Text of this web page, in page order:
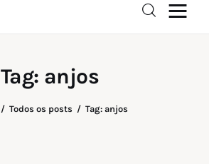
Tag: anjos
Todos os posts Tag: anjos